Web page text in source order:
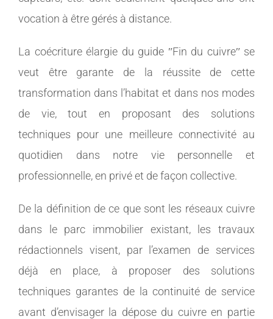
vocation à être gérés à distance.
La coécriture élargie du guide ʺFin du cuivreʺ se
veut être garante de la réussite de cette
transformation dans l’habitat et dans nos modes
de vie, tout en proposant des solutions
techniques pour une meilleure connectivité au
quotidien dans notre vie personnelle et
professionnelle, en privé et de façon collective.
De la définition de ce que sont les réseaux cuivre
dans le parc immobilier existant, les travaux
rédactionnels visent, par l’examen de services
déjà en place, à proposer des solutions
techniques garantes de la continuité de service
avant d’envisager la dépose du cuivre en partie